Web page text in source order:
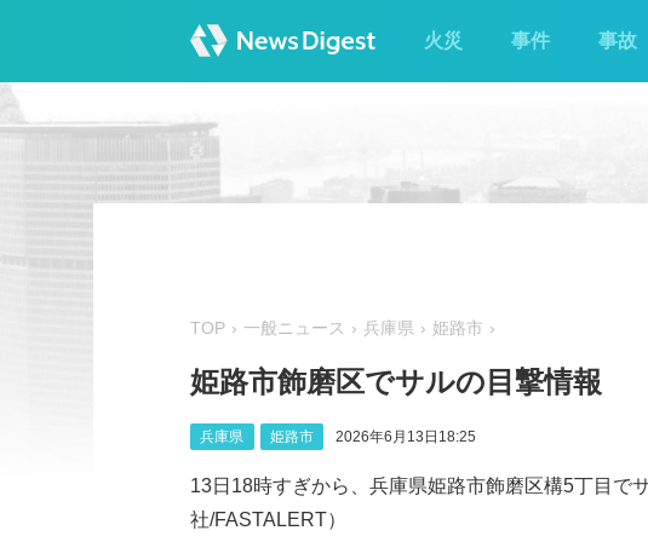
火災 事件 事故
TOP 一般ニュース 兵庫県 姫路市
姫路市飾磨区でサルの目撃情報
兵庫県 姫路市 2026年6月13日18:25
13日18時すぎから、兵庫県姫路市飾磨区構5丁目で
社/FASTALERT）